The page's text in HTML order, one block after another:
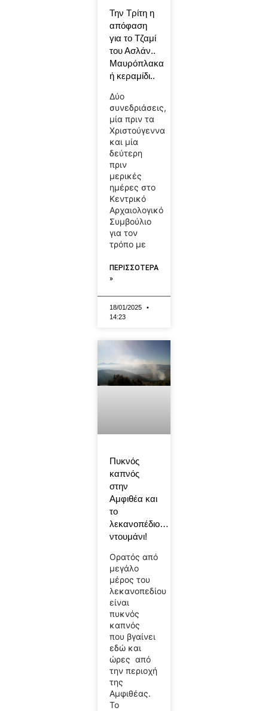
Την Τρίτη η
απόφαση
για το Τζαμί
του Ασλάν..
Μαυρόπλακα
ή κεραμίδι..
Δύο
συνεδριάσεις,
μία πριν τα
Χριστούγεννα
και μία
δεύτερη
πριν
μερικές
ημέρες στο
Κεντρικό
Αρχαιολογικό
Συμβούλιο
για τον
τρόπο με
ΠΕΡΙΣΣΟΤΕΡΑ
»
18/01/2025
14:23
Πυκνός
καπνός
στην
Αμφιθέα και
το
λεκανοπέδιο…
ντουμάνι!
Ορατός από
μεγάλο
μέρος του
λεκανοπεδίου
είναι
πυκνός
καπνός
που βγαίνει
εδώ και
ώρες από
την περιοχή
της
Αμφιθέας.
Το